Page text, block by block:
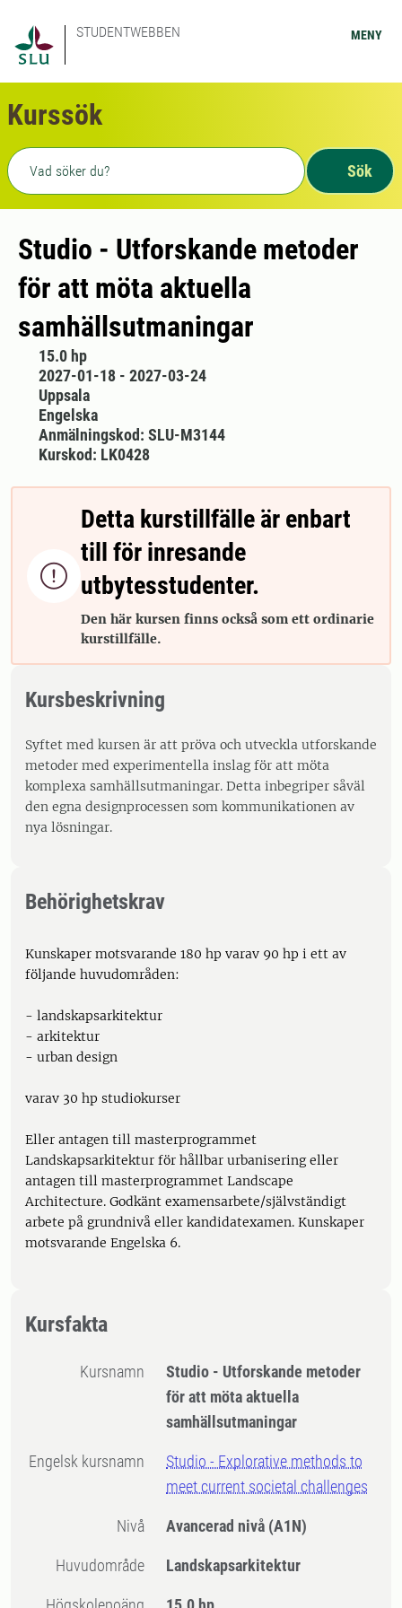
STUDENTWEBBEN MENY
Kurssök
Fritext sökning
Sök
Studio - Utforskande metoder
för att möta aktuella
samhällsutmaningar
15.0 hp
2027-01-18 - 2027-03-24
Uppsala
Engelska
Anmälningskod: SLU-M3144
Kurskod: LK0428

Detta kurstillfälle är enbart
till för inresande
utbytesstudenter.
Den här kursen finns också som ett ordinarie
kurstillfälle.
Kursbeskrivning
Syftet med kursen är att pröva och utveckla utforskande
metoder med experimentella inslag för att möta
komplexa samhällsutmaningar. Detta inbegriper såväl
den egna designprocessen som kommunikationen av
nya lösningar.
Behörighetskrav
Kunskaper motsvarande 180 hp varav 90 hp i ett av
följande huvudområden:
- landskapsarkitektur
- arkitektur
- urban design
varav 30 hp studiokurser
Eller antagen till masterprogrammet
Landskapsarkitektur för hållbar urbanisering eller
antagen till masterprogrammet Landscape
Architecture. Godkänt examensarbete/självständigt
arbete på grundnivå eller kandidatexamen. Kunskaper
motsvarande Engelska 6.
Kursfakta
Kursnamn
Studio - Utforskande metoder
för att möta aktuella
samhällsutmaningar
Engelsk kursnamn
Studio - Explorative methods to
meet current societal challenges
Nivå Avancerad nivå (A1N)
Huvudområde Landskapsarkitektur